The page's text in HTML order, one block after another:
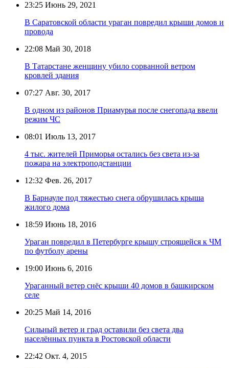
23:25 Июнь 29, 2021
В Саратовской области ураган повредил крыши домов и
провода
22:08 Май 30, 2018
В Татарстане женщину убило сорванной ветром
кровлей здания
07:27 Авг. 30, 2017
В одном из районов Приамурья после снегопада ввели
режим ЧС
08:01 Июль 13, 2017
4 тыс. жителей Приморья остались без света из-за
пожара на электроподстанции
12:32 Фев. 26, 2017
В Барнауле под тяжестью снега обрушилась крыша
жилого дома
18:59 Июнь 18, 2016
Ураган повредил в Петербурге крышу строящейся к ЧМ
по футболу арены
19:00 Июнь 6, 2016
Ураганный ветер снёс крыши 40 домов в башкирском
селе
20:25 Май 14, 2016
Сильный ветер и град оставили без света два
населённых пункта в Ростовской области
22:42 Окт. 4, 2015